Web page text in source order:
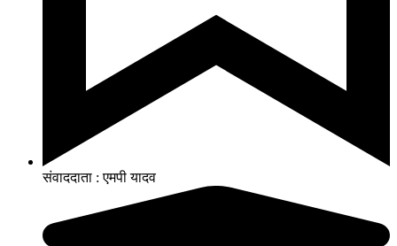
संवाददाता : एमपी यादव